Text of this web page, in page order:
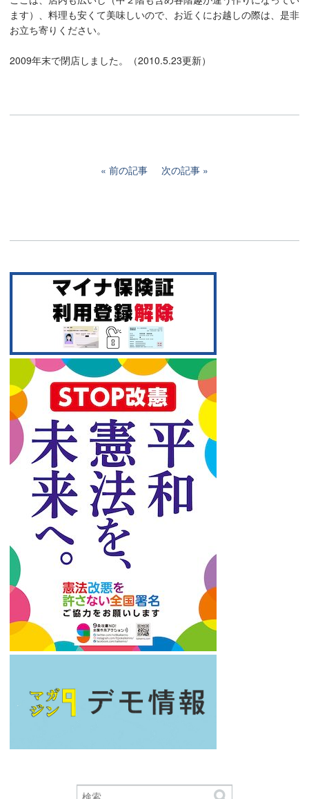
ます）、料理も安くて美味しいので、お近くにお越しの際は、是非
お立ち寄りください。
2009年末で閉店しました。（2010.5.23更新）
前の記事 次の記事